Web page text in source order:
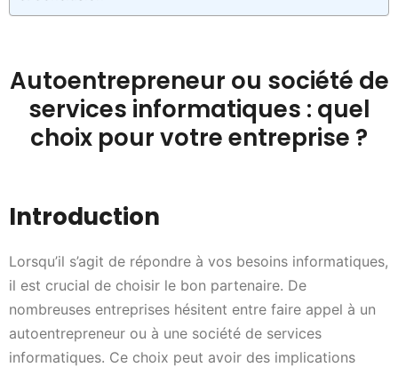
Autoentrepreneur ou société de
services informatiques : quel
choix pour votre entreprise ?
Introduction
Lorsqu’il s’agit de répondre à vos besoins informatiques,
il est crucial de choisir le bon partenaire. De
nombreuses entreprises hésitent entre faire appel à un
autoentrepreneur ou à une société de services
informatiques. Ce choix peut avoir des implications